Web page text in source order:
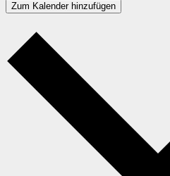
Zum Kalender hinzufügen